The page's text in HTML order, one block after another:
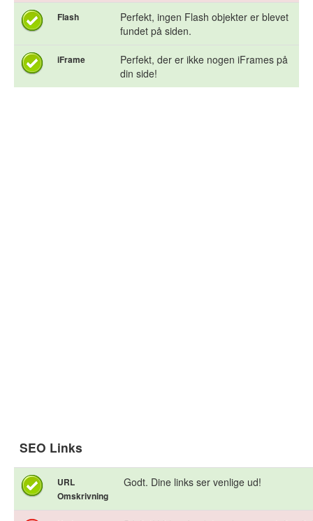
Flash
Perfekt, ingen Flash objekter er blevet
fundet på siden.
iFrame
Perfekt, der er ikke nogen iFrames på
din side!
SEO Links
URL
Omskrivning
Godt. Dine links ser venlige ud!